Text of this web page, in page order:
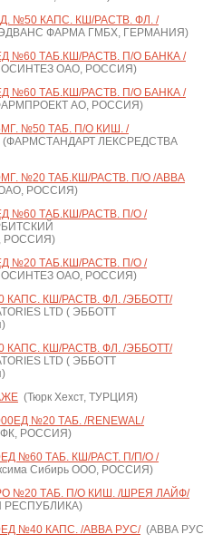
№50 КАПС. КШ/РАСТВ. ФЛ. /
ФАРМА ГМБХ, ГЕРМАНИЯ)
№60 ТАБ.КШ/РАСТВ. П/О БАНКА /
ОАО, РОССИЯ)
№60 ТАБ.КШ/РАСТВ. П/О БАНКА /
АО, РОССИЯ)
№50 ТАБ. П/О КИШ. /
ЛЕКСРЕДСТВА
№20 ТАБ.КШ/РАСТВ. П/О /АВВА
РОССИЯ)
№60 ТАБ.КШ/РАСТВ. П/О /
РОССИЯ)
№20 ТАБ.КШ/РАСТВ. П/О /
ОАО, РОССИЯ)
КАПС. КШ/РАСТВ. ФЛ. /ЭББОТТ/
LTD ( ЭББОТТ
КАПС. КШ/РАСТВ. ФЛ. /ЭББОТТ/
LTD ( ЭББОТТ
(Тюрк Хехст, ТУРЦИЯ)
№20 ТАБ. /RENEWAL/
РОССИЯ)
№60 ТАБ. КШ/РАСТ. П/П/О /
Сибирь ООО, РОССИЯ)
№20 ТАБ. П/О КИШ. /ШРЕЯ ЛАЙФ/
РЕСПУБЛИКА)
№40 КАПС. /АВВА РУС/(АВВА РУС